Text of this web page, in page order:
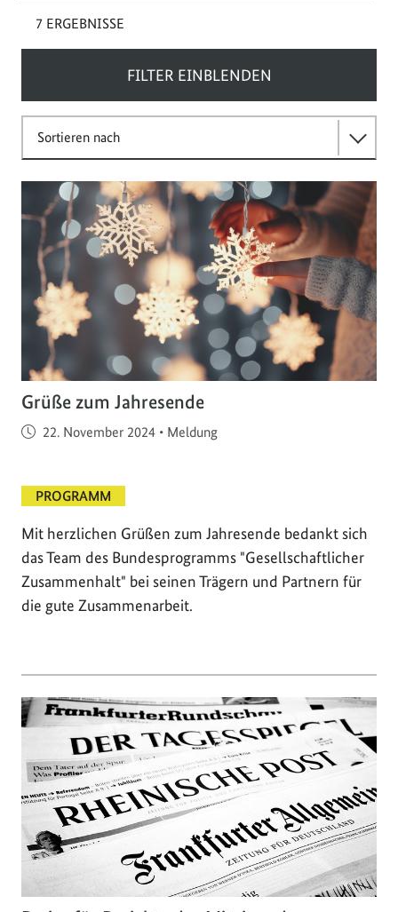
7 ERGEBNISSE
FILTER EINBLENDEN
Sortieren nach
Grüße zum Jahresende
Veröffentlicht am
22. November 2024 • Meldung
PROGRAMM
Mit herzlichen Grüßen zum Jahresende bedankt sich
das Team des Bundesprogramms "Gesellschaftlicher
Zusammenhalt" bei seinen Trägern und Partnern für
die gute Zusammenarbeit.